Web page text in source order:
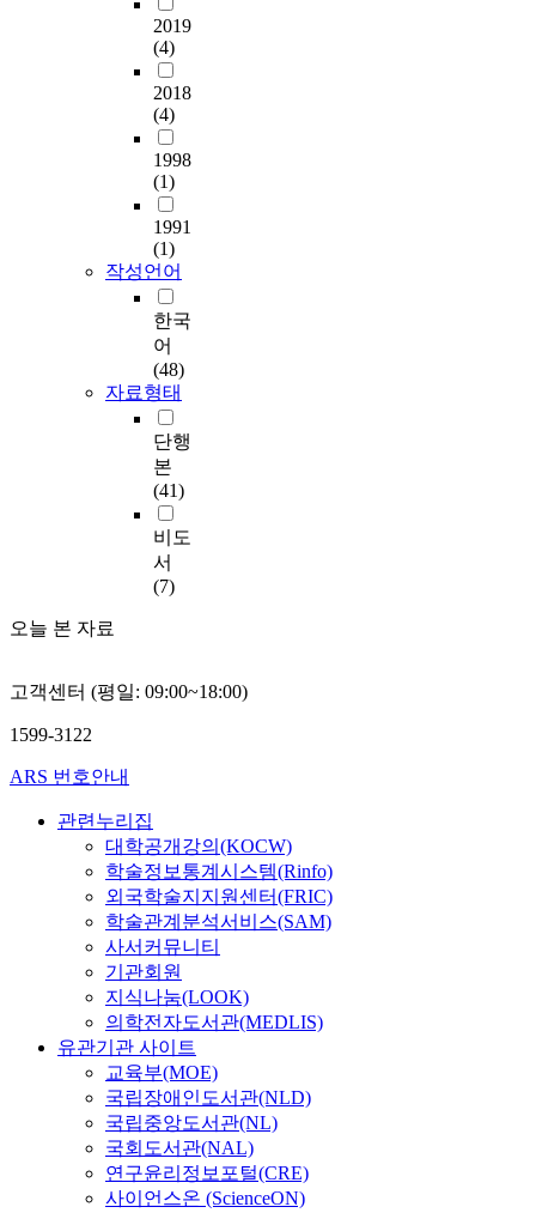
2019
(4)
2018
(4)
1998
(1)
1991
(1)
작성언어
한국
어
(48)
자료형태
단행
본
(41)
비도
서
(7)
오늘 본 자료
고객센터 (평일: 09:00~18:00)
1599-3122
ARS 번호안내
관련누리집
대학공개강의(KOCW)
학술정보통계시스템(Rinfo)
외국학술지지원센터(FRIC)
학술관계분석서비스(SAM)
사서커뮤니티
기관회원
지식나눔(LOOK)
의학전자도서관(MEDLIS)
유관기관 사이트
교육부(MOE)
국립장애인도서관(NLD)
국립중앙도서관(NL)
국회도서관(NAL)
연구윤리정보포털(CRE)
사이언스온 (ScienceON)